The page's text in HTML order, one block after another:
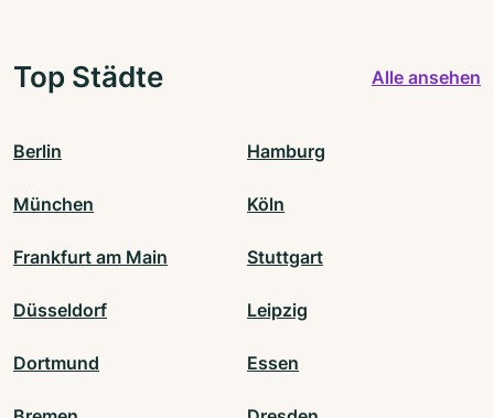
Top Städte Alle ansehen
Berlin Hamburg
München Köln
Frankfurt am Main Stuttgart
Düsseldorf Leipzig
Dortmund Essen